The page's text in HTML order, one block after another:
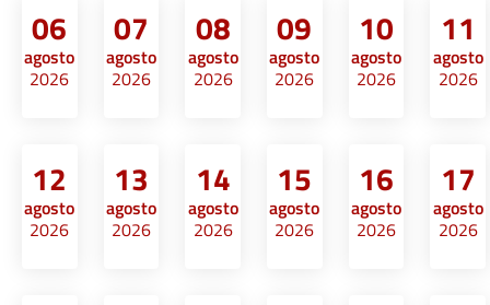
06
agosto
2026
07
agosto
2026
08
agosto
2026
09
agosto
2026
10
agosto
2026
11
agosto
2026
12
agosto
2026
13
agosto
2026
14
agosto
2026
15
agosto
2026
16
agosto
2026
17
agosto
2026